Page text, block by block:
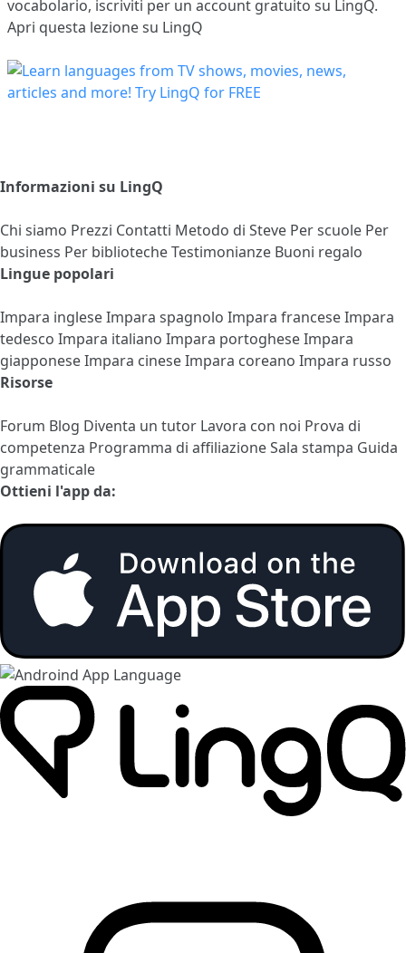
vocabolario, iscriviti per un account gratuito su LingQ.
Apri questa lezione su LingQ
Informazioni su LingQ
Chi siamo Prezzi Contatti Metodo di Steve Per scuole Per
business Per bibliotecheTestimonianze Buoni regalo
Lingue popolari
Impara ingleseImpara spagnolo Impara franceseImpara
tedesco Impara italiano Impara portogheseImpara
giapponeseImpara cineseImpara coreano Impara russo
Risorse
Forum Blog Diventa un tutor Lavora con noi Prova di
competenza Programma di affiliazioneSala stampa Guida
grammaticale
Ottieni l'app da: